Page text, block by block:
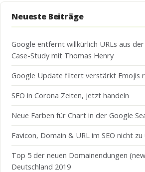
Neueste Beiträge
Google entfernt willkürlich URLs aus der
Case-Study mit Thomas Henry
Google Update filtert verstärkt Emojis
SEO in Corona Zeiten, jetzt handeln
Neue Farben für Chart in der Google
Favicon, Domain & URL im SEO nicht
Top 5 der neuen Domainendungen
Deutschland 2019